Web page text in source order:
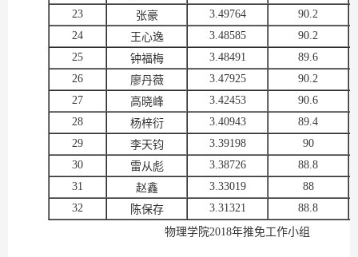
23
张豪 3.49764
90.2
24
王心逸 3.48585
90.2
25
钟福梅 3.48491
89.6
26
廖丹薇 3.47925
90.2
27
高晓峰 3.42453
90.6
28
杨梓衍 3.40943
89.4
29
李天钧 3.39198
90
30
雷从彪 3.38726
88.8
31
赵鑫 3.33019
88
32
陈保存 3.31321
88.8
物理学院2018年推免工作小组